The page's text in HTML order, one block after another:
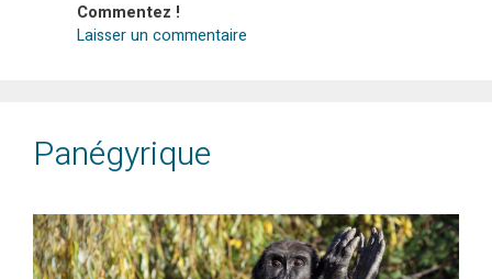
Commentez !
Laisser un commentaire
Panégyrique